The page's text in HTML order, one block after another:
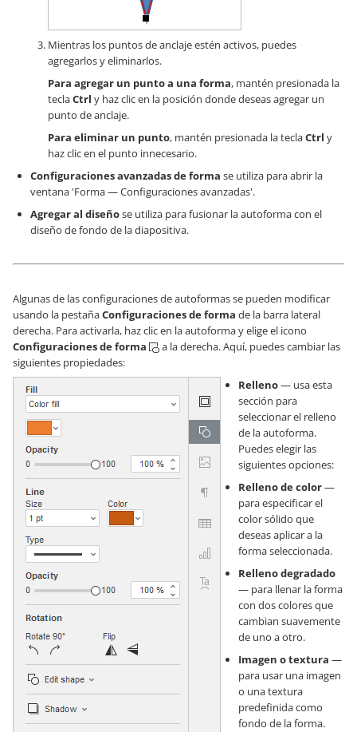
Mientras los puntos de anclaje estén activos, puedes
agregarlos y eliminarlos.
Para agregar un punto a una forma, mantén presionada la
teclaCtrl y haz clic en la posición donde deseas agregar un
punto de anclaje.
Para eliminar un punto, mantén presionada la teclaCtrl y
haz clic en el punto innecesario.
Configuraciones avanzadas de forma se utiliza para abrir la
ventana 'Forma — Configuraciones avanzadas'.
Agregar al diseñose utiliza para fusionar la autoforma con el
diseño de fondo de la diapositiva.
Algunas de las configuraciones de autoformas se pueden modificar
usando la pestañaConfiguraciones de forma de la barra lateral
derecha. Para activarla, haz clic en la autoforma y elige el icono
Configuraciones de forma
a la derecha. Aquí, puedes cambiar las
siguientes propiedades:
Relleno— usa esta
sección para
seleccionar el relleno
de la autoforma.
Puedes elegir las
siguientes opciones:
Relleno de color—
para especificar el
color sólido que
deseas aplicar a la
forma seleccionada.
Relleno degradado
— para llenar la forma
con dos colores que
cambian suavemente
de uno a otro.
Imagen o textura —
para usar una imagen
o una textura
predefinida como
fondo de la forma.